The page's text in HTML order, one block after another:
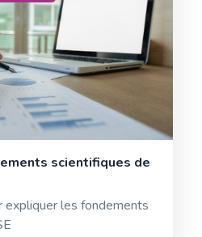
scientifiques de
expliquer les fondements